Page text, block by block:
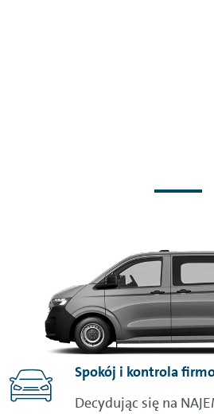
Spokój i kontrola
Decydując się na